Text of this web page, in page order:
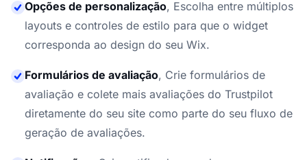
Opções de personalização, Escolha entre múltiplos
layouts e controles de estilo para que o widget
corresponda ao design do seu Wix.
Formulários de avaliação, Crie formulários de
avaliação e colete mais avaliações do Trustpilot
diretamente do seu site como parte do seu fluxo de
geração de avaliações.